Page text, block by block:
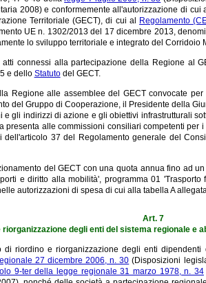
2008) e conformemente all'autorizzazione di cui
Territoriale (GECT), di cui al
Regolamento
UE n. 1302/2013 del 17 dicembre 2013,
lo sviluppo territoriale e integrato del Corridoio
connessi alla partecipazione della Regione al
e dello Statutodel GECT.
Regione alle assemblee del GECT convocate
del Gruppo di Cooperazione, il Presidente della
e gli indirizzi di azione e gli obiettivi infrastrutturali
presenta alle commissioni consiliari competenti
dell'articolo 37 del Regolamento generale del
del GECT con una quota annua fino ad
e diritto alla mobilità', programma 01
autorizzazioni di spesa di cui alla tabella A
Art. 7
riorganizzazione degli enti del sistema regionale e
di riordino e riorganizzazione degli enti
27 dicembre 2006, n. 30 (Disposizioni
9-ter della legge regionale 31 marzo 1978, n. 34